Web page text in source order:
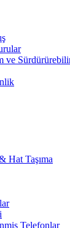
ve
Hat Taşıma
Telefonlar